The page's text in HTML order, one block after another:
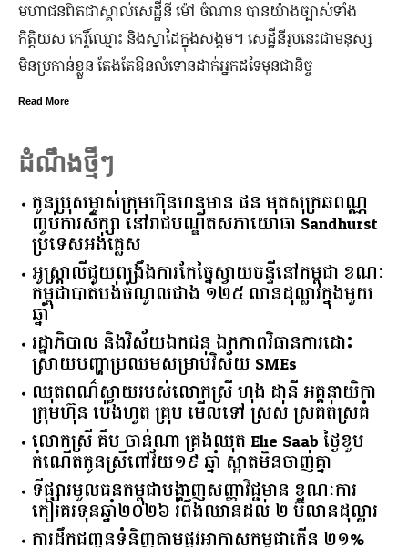
ស្គាល់​សេដ្ឋី​នី ម៉ៅ ចំណាន បាន​យ៉ាង​ច្បាស់​ទាំង​
មោះ និង​ស្នាដៃ​ក្នុង​សង្គម។ សេដ្ឋី​នី​រូប​នេះ​ជា​មនុស្ស​
តែងតែ​ឱនលំទោន​ដាក់​អ្នក​ដទៃ​មុន​ជានិច្ច
ដើម្បីជំរុញ
កាន់តែរស់រ
ដំណឹងថ្មីៗ
កូនប្រុសម្ចាស់ក្រុមហ៊ុនហនុមាន ផន មុតសុក្រឆពណ្ណ
ញ្ចប់ការសិក្សា នៅរាជបណ្ឌិតសភាយោធា Sandhurst
ប្រទេសអង់គ្លេស
អូស្ត្រាលី​ជួយ​ពង្រឹង​ការ​កែច្នៃ​ស្វាយចន្ទី​នៅ​កម្ពុជា​ ​ខណៈ​
កម្ពុជា​បាត់បង់​ចំណូល​ជាង​ ​១២៥​ ​លាន​ដុល្លារ​ក្នុង​មួយ​
ឆ្នាំ​
រដ្ឋាភិបាល​ ​និង​វិស័យ​ឯកជន ​ឯកភាព​វិធានការ​ដោះ
ស្រាយ​បញ្ហា​ប្រឈម​​សម្រាប់​វិស័យ​ ​SMEs​
ឈុតពណ៌ស្វាយរបស់លោកស្រី ហុង ដានី អគ្គ​នាយិកា​
ក្រុមហ៊ុន ប៉េងហួត គ្រុប មើលទៅ ស្រស់ ស្រគត់ស្រគំ
លោកស្រី គឹម ចាន់ណា គ្រងឈុត Elie Saab ថ្ងៃខួប
កំណើតកូនស្រីពៅវ័យ១៩ ឆ្នាំ ស្អាតមិនចាញ់គ្នា
ទីផ្សារ​មូលធន​កម្ពុជា​បង្ហាញ​សញ្ញា​វិជ្ជមាន​ ​ខណៈ​ការ​
កៀរគរ​ទុន​ឆ្នាំ​២០២៦​ ​រំពឹង​ឈានដល់​ ​២​ ​ប៊ីលាន​ដុល្លារ​